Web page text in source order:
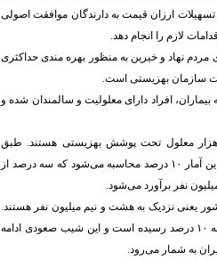
ارزان قیمت به دارندگان موافقت اصولی
لازم را انجام دهد.
مردم نهاد و خیرین به منظور بهره مندی حداکثری
سازمان بهزیستی است.
افراد دارای معلولیت و سالمندان شده و
براساس آمار منتشر شده از سوی سازمان بهزیستی کشور، یک میلیون و ۶۰۰ هزار معلول تحت پوشش بهزیستی هستند. طبق
آمار جامعه جهانی، معلولان ۱۰ تا ۱۵ درصد از جمعیت را تشکیل می‌دهند که در ایران این آمار ۱۰ درصد محاسبه می‌شود که سه درصد از
نفر برآورد می‌شود.
سال ایران، حدود ۲.۱۰ درصد از جمعیت کشور یعنی نزدیک به هشت و نیم میلیون نفر هستند.
از سال ۱۳۵۵ تا سال ۱۳۹۸ یعنی طی ۴۳ سال، جمعیت سالمندی ایران از ۵ درصد به ۱۰ درصد رسیده است و این شیب صعودی ادامه
به شمار می‌رود.